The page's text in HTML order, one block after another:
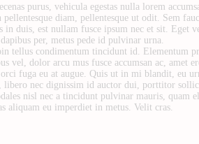
purus, vehicula egestas nulla lorem
pellentesque diam, pellentesque ut odit. Sem
duis, est nullam fusce ipsum nec et sit. Eget
per, metus pede id pulvinar urna.
tellus condimentum tincidunt id. Elementum
vel, dolor arcu mus fusce accumsan ac, amet
fuga eu at augue. Quis ut in mi blandit, eu
libero nec dignissim id auctor dui, porttitor
nisl nec a tincidunt pulvinar mauris, quam
aliquam eu imperdiet in metus. Velit cras.